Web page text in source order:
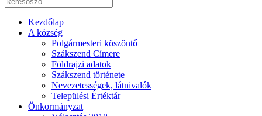
Kezdőlap
A község
Polgármesteri köszöntő
Szákszend Címere
Földrajzi adatok
Szákszend története
Nevezetességek, látnivalók
Települési Értéktár
Önkormányzat